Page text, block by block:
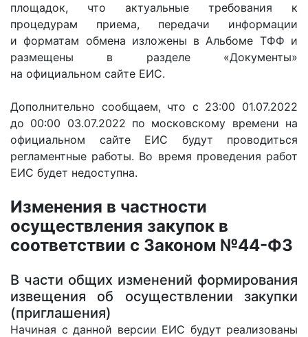
площадок, что актуальные требования к
процедурам приема, передачи информации
и форматам обмена изложены в Альбоме ТФФ и
размещены в разделе «Документы»
на официальном сайте ЕИС.
Дополнительно сообщаем, что с 23:00 01.07.2022
до 00:00 03.07.2022 по московскому времени на
официальном сайте ЕИС будут проводиться
регламентные работы. Во время проведения работ
ЕИС будет недоступна.
Изменения в частности
осуществления закупок в
соответствии с Законом №44-ФЗ
В части общих изменений формирования
извещения об осуществлении закупки
(приглашения)
Начиная с данной версии ЕИС будут реализованы